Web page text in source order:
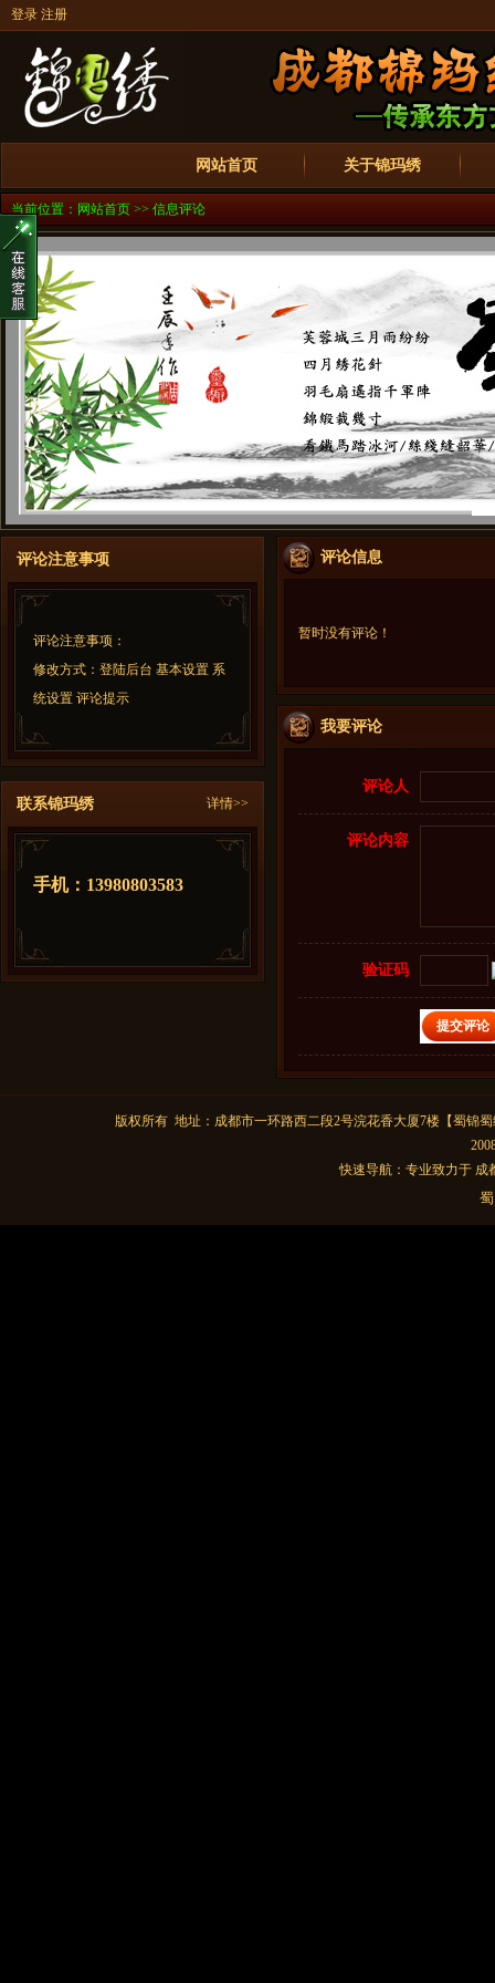
登录 注册
关于锦玛绣
网站首页
当前位置： 网站首页 >> 信息评论
评论注意事项
评论注意事项：
修改方式：登陆后台 基本设置 系
统设置 评论提示
详情>>
联系锦玛绣
手机： 13980803583
评论信息
暂时没有评论！
我要评论
评论人
评论内容
验证码
版权所有 地址：成都市一环路西二段2号浣花香大厦7楼 【蜀锦
快速导航： 专业致力于 成
蜀